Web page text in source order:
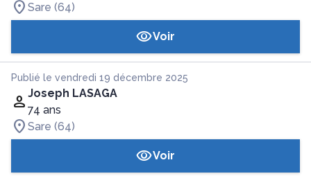
Sare (64)
Voir
Publié le vendredi 19 décembre 2025
Joseph LASAGA
74 ans
Sare (64)
Voir